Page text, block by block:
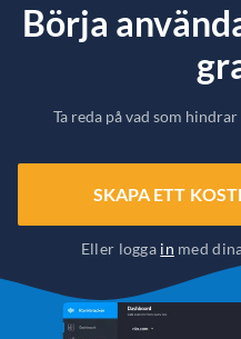
Börja
Ta reda på vad som hindrar
SKAPA ETT
Eller logga in med